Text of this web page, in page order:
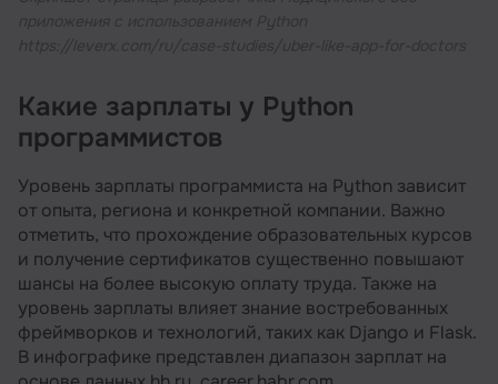
Какие зарплаты у Python
программистов
Уровень зарплаты программиста на Python зависит
от опыта, региона и конкретной компании. Важно
отметить, что прохождение образовательных курсов
и получение сертификатов существенно повышают
шансы на более высокую оплату труда. Также на
уровень зарплаты влияет знание востребованных
фреймворков и технологий, таких как Django и Flask.
В инфографике представлен диапазон зарплат на